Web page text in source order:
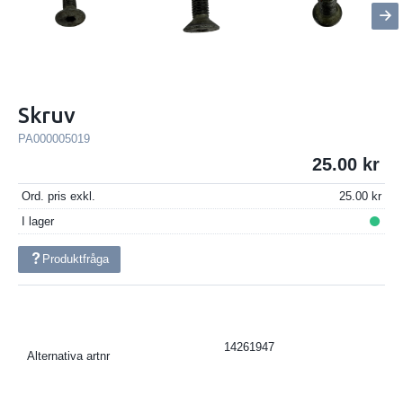
Skruv
PA000005019
25.00
Ord. pris exkl.
25.00
I lager
Produktfråga
Alternativa artnr
14261947